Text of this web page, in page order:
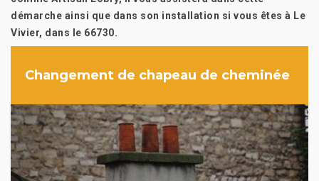
démarche ainsi que dans son installation si vous êtes à Le
Vivier, dans le 66730.
Changement de chapeau de cheminée